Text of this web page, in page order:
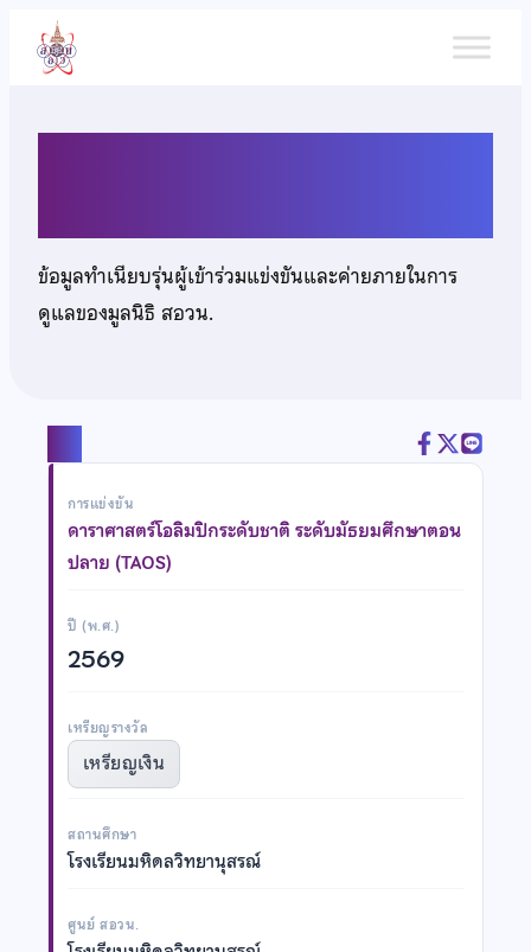
เนื้อหา
ข้อมูลทำเนียบรุ่นผู้เข้าร่วมแข่งขันและค่ายภายในการ
ดูแลของมูลนิธิ สอวน.
การแข่งขัน
ดาราศาสตร์โอลิมปิกระดับชาติ ระดับมัธยมศึกษาตอน
ปลาย (TAOS)
ปี (พ.ศ.)
2569
เหรียญรางวัล
เหรียญเงิน
สถานศึกษา
โรงเรียนมหิดลวิทยานุสรณ์
ศูนย์ สอวน.